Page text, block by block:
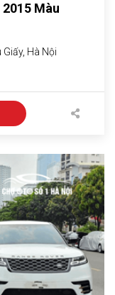
2015 Màu
Hà Nội